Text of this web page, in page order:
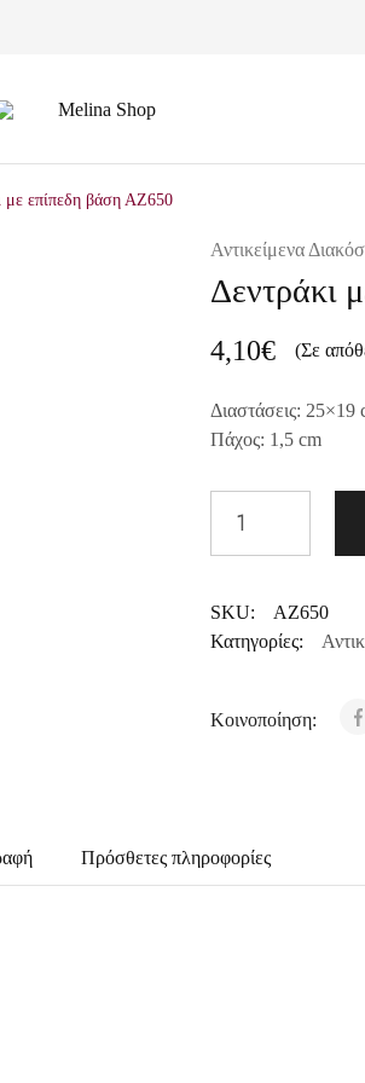
με επίπεδη βάση ΑΖ650
Αντικείμενα
Δεντράκι
4,10€ (Σε
Διαστάσεις: 25×19
Πάχος: 1,5 cm
SKU:
ΑΖ650
Κατηγορίες:
Κοινοποίηση:
Πρόσθετες πληροφορίες